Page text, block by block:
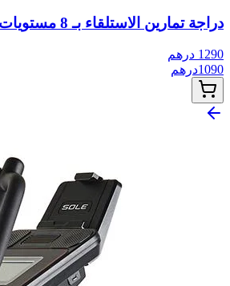
دراجة تمارين الاستلقاء بـ 8 مستويات مقاومة مغناطيسية
1290 درهم
1090درهم